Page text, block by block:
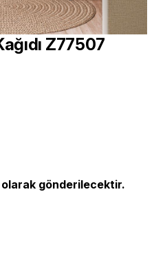
Z77507
gönderilecektir.